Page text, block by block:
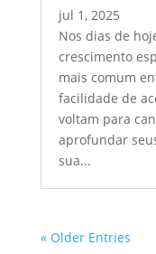
jul 1, 2025
Nos dias de
crescimento
mais comum
facilidade de
voltam para
aprofundar
sua...
« Older Entries